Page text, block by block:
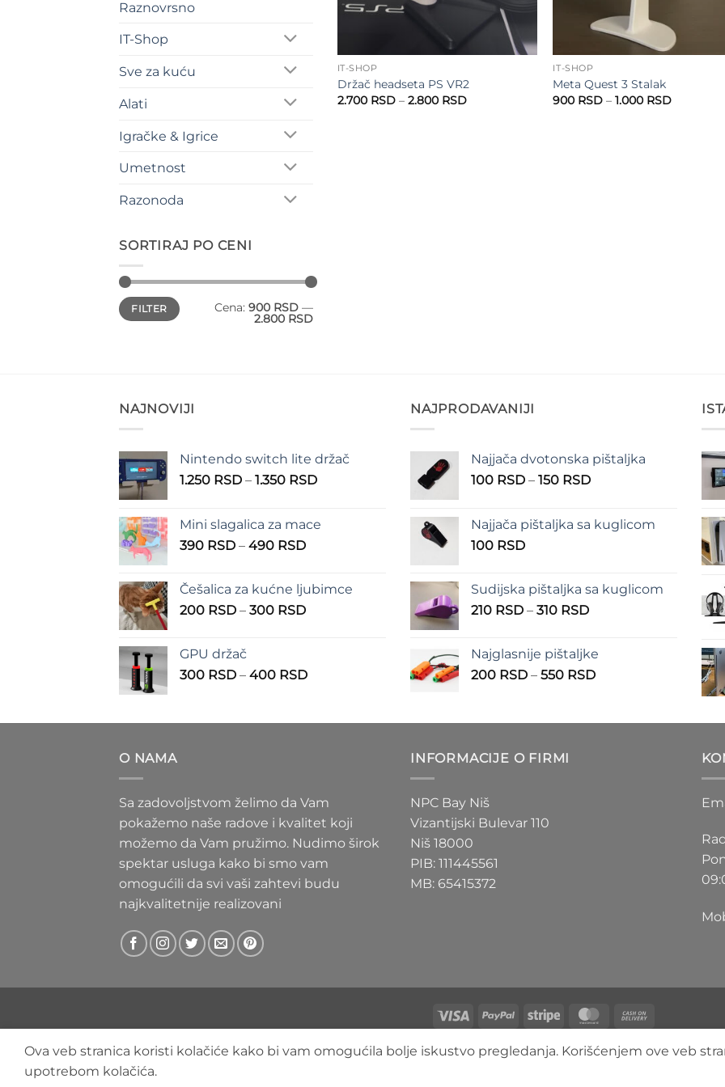
Raznovrsno
IT-Shop
Sve za kuću
Alati
Igračke & Igrice
Umetnost
Razonoda
SORTIRAJ PO CENI
Minimalna
cena
Maksimalna
cenaFILTER Cena: 900 RSD —
2.800 RSD
IT-SHOP
Držač headseta PS VR2
2.700 RSD – 2.800 RSDRaspon
IT-SHOP
Meta Quest 3 Stalak
900 RSD – 1.000 RSDRaspon
NAJNOVIJI
Nintendo switch lite držač
1.250 RSD – 1.350 RSDRaspon
1.250 RSD
Mini slagalica za mace
390 RSD – 490 RSDRaspon
390 RSD
do
Češalica za kućne ljubimce
200 RSD – 300 RSDRaspon
do
GPU držač
300 RSD – 400 RSDRaspon
300 RSD
NAJPRODAVANIJI
Najjača dvotonska pištaljka
100 RSD – 150 RSDRaspon
100 RSD
Najjača pištaljka sa kuglicom
100 RSD
Sudijska pištaljka sa kuglicom
210 RSD – 310 RSDRaspon
210 RSD
do
Najglasnije pištaljke
200 RSD – 550 RSDRaspon
200 RSD
O NAMA
Sa zadovoljstvom želimo da Vam
pokažemo naše radove i kvalitet koji
možemo da Vam pružimo. Nudimo širok
spektar usluga kako bi smo vam
omogućili da svi vaši zahtevi budu
najkvalitetnije realizovani
INFORMACIJE O FIRMI
NPC Bay Niš
Vizantijski Bulevar 110
Niš 18000
PIB: 111445561
MB: 65415372
Visa PayPal Stripe MasterCard
On
Delivery
O NAMA BLOG FAQ KONTAKT
Ova veb stranica koristi kolačiće kako bi vam omogućila bolje iskustvo pregledanja. Korišćenjem ove veb
upotrebom kolačića.